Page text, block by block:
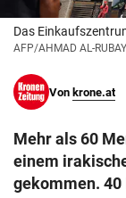
Das
AFP/AHMAD AL-
Von krone.at
Mehr als 60
einem
gekommen.